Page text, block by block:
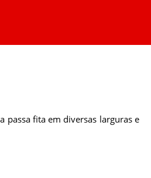
passa fita em diversas larguras e